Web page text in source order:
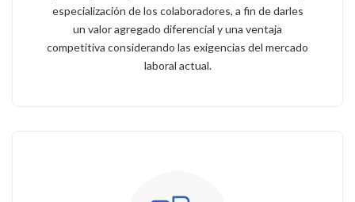
especialización de los colaboradores, a fin de darles
un valor agregado diferencial y una ventaja
competitiva considerando las exigencias del mercado
laboral actual.